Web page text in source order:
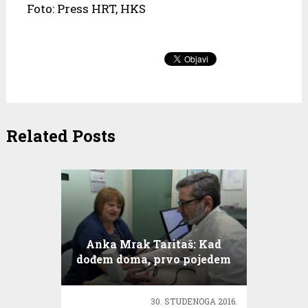
Foto: Press HRT, HKS
Related Posts
Anka Mrak Taritaš: Kad
dođem doma, prvo pojedem
vrata od frižidera, pa onda
frižider!
30. STUDENOGA 2016.